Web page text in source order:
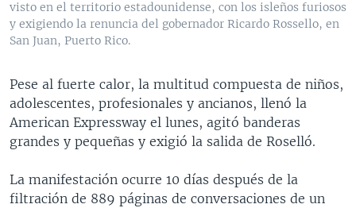
visto en el territorio estadounidense, con los isleños furiosos
y exigiendo la renuncia del gobernador Ricardo Rossello, en
San Juan, Puerto Rico.
Pese al fuerte calor, la multitud compuesta de niños,
adolescentes, profesionales y ancianos, llenó la
American Expressway el lunes, agitó banderas
grandes y pequeñas y exigió la salida de Roselló.
La manifestación ocurre 10 días después de la
filtración de 889 páginas de conversaciones de un